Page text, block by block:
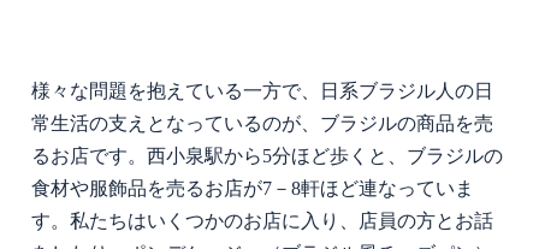
様々な問題を抱えている一方で、日系ブラジル人の日
常生活の支えとなっているのが、ブラジルの商品を売
るお店です。西小泉駅から5分ほど歩くと、ブラジルの
食材や服飾品を売るお店が7 － 8軒ほど連なっていま
す。私たちはいくつかのお店に入り、店員の方とお話